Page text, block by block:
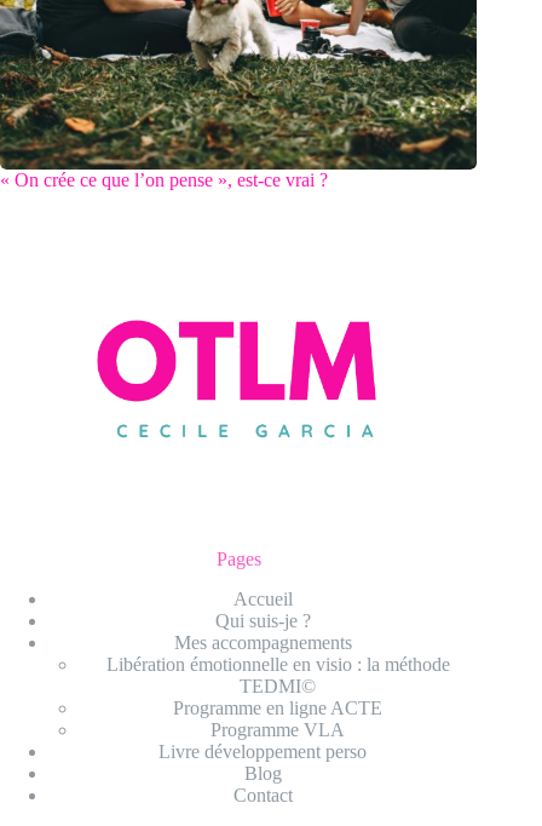
« On crée ce que l’on pense », est-ce vrai ?
Pages
Accueil
Qui suis-je ?
Mes accompagnements
Libération émotionnelle en visio : la méthode
TEDMI©
Programme en ligne ACTE
Programme VLA
Livre développement perso
Blog
Contact